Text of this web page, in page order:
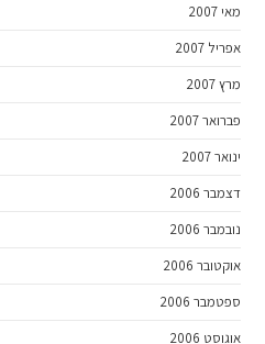
מאי 2007
אפריל 2007
מרץ 2007
פברואר 2007
ינואר 2007
דצמבר 2006
נובמבר 2006
אוקטובר 2006
ספטמבר 2006
אוגוסט 2006